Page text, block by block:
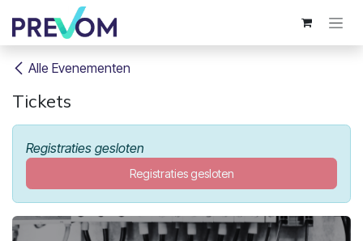
Overslaan naar inhoud
Alle Evenementen
Tickets
Registraties gesloten
Registraties gesloten